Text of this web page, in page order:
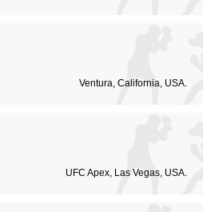
Ventura, California, USA.
UFC Apex, Las Vegas, USA.